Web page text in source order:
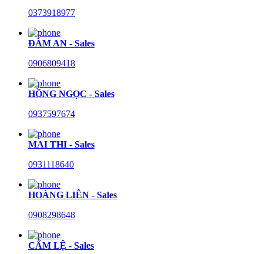
0373918977
ĐÀM AN - Sales
0906809418
HỒNG NGỌC - Sales
0937597674
MAI THI - Sales
0931118640
HOÀNG LIÊN - Sales
0908298648
CẨM LỆ - Sales